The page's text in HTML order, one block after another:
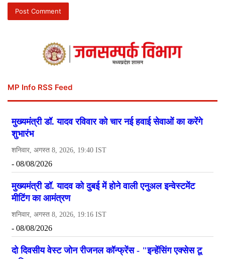
MP Info RSS Feed